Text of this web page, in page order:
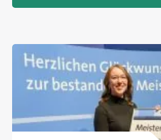
Moderne Hörsysteme
Hörtest
Leistungen & Service
Filialen und Termin